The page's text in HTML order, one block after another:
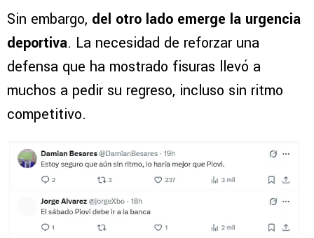
Sin embargo, del otro lado emerge la urgencia
deportiva. La necesidad de reforzar una
defensa que ha mostrado fisuras llevó a
muchos a pedir su regreso, incluso sin ritmo
competitivo.